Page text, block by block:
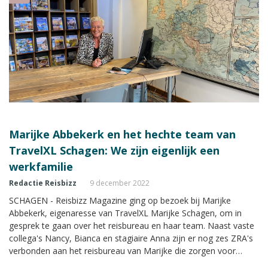
Marijke Abbekerk en het hechte team van
TravelXL Schagen: We zijn eigenlijk een
werkfamilie
Redactie Reisbizz 9 december 2022
SCHAGEN - Reisbizz Magazine ging op bezoek bij Marijke
Abbekerk, eigenaresse van TravelXL Marijke Schagen, om in
gesprek te gaan over het reisbureau en haar team. Naast vaste
collega's Nancy, Bianca en stagiaire Anna zijn er nog zes ZRA's
verbonden aan het reisbureau van Marijke die zorgen voor